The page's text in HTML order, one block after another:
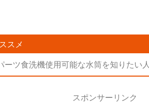
スメ
ーツ食洗機使用可能な水筒を知りたい人
スポンサーリンク